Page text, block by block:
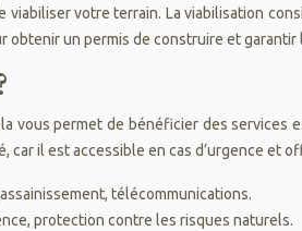
votre terrain. La viabilisation
obtenir un permis de construire et
vous permet de bénéficier des
car il est accessible en cas d’urgence et
télécommunications.
protection contre les risques naturels.